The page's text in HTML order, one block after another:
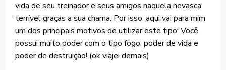
vida de seu treinador e seus amigos naquela nevasca
terrível graças a sua chama. Por isso, aqui vai para mim
um dos principais motivos de utilizar este tipo: Você
possui muito poder com o tipo fogo, poder de vida e
poder de destruição! (ok viajei demais)